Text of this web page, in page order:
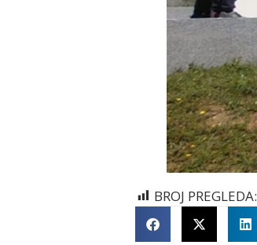
BROJ PREGLEDA: